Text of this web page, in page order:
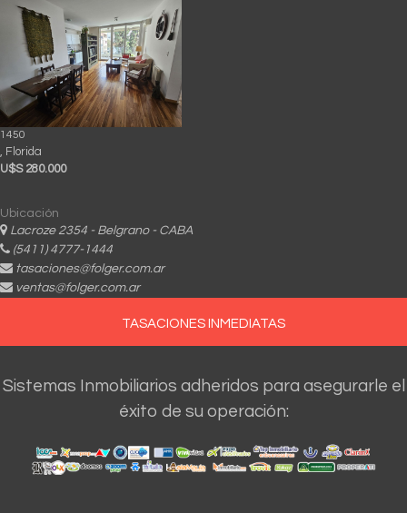
1450
, Florida
U$S 280.000
Ubicación
Lacroze 2354 - Belgrano - CABA
(5411) 4777-1444
tasaciones@folger.com.ar
ventas@folger.com.ar
TASACIONES INMEDIATAS
Sistemas Inmobiliarios adheridos para asegurarle el
éxito de su operación: